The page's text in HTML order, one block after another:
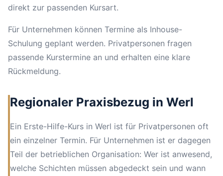
direkt zur passenden Kursart.
Für Unternehmen können Termine als Inhouse-
Schulung geplant werden. Privatpersonen fragen
passende Kurstermine an und erhalten eine klare
Rückmeldung.
Regionaler Praxisbezug in Werl
Ein Erste-Hilfe-Kurs in Werl ist für Privatpersonen oft
ein einzelner Termin. Für Unternehmen ist er dagegen
Teil der betrieblichen Organisation: Wer ist anwesend,
welche Schichten müssen abgedeckt sein und wann